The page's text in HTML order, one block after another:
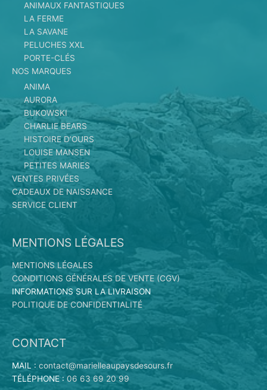
ANIMAUX FANTASTIQUES
LA FERME
LA SAVANE
PELUCHES XXL
PORTE-CLÉS
NOS MARQUES
ANIMA
AURORA
BUKOWSKI
CHARLIE BEARS
HISTOIRE D’OURS
LOUISE MANSEN
PETITES MARIES
VENTES PRIVÉES
CADEAUX DE NAISSANCE
SERVICE CLIENT
MENTIONS LÉGALES
MENTIONS LÉGALES
CONDITIONS GÉNÉRALES DE VENTE (CGV)
INFORMATIONS SUR LA LIVRAISON
POLITIQUE DE CONFIDENTIALITÉ
CONTACT
MAIL : contact@marielleaupaysdesours.fr
TÉLÉPHONE : 06 63 69 20 99